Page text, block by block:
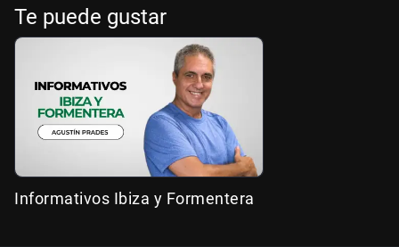
Te puede gustar
Informativos Ibiza y Formentera